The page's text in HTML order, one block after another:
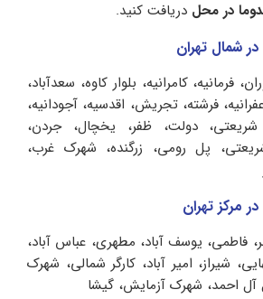
در محل دریافت کنید.
شمال تهران
فرمانیه، کامرانیه، بلوار کاوه، سعدآباد،
فرشته، تجریش، اقدسیه، آجودانیه،
شریعتی، دولت، ظفر، یخچال، جردن،
شریعتی، پل رومی، زرگنده، شهرک غرب،
مرکز تهران
فاطمی، یوسف آباد، مطهری، عباس آباد،
شیراز، امیر آباد، کارگر شمالی، شهرک
آل احمد، شهرک آزمایش، گیشا